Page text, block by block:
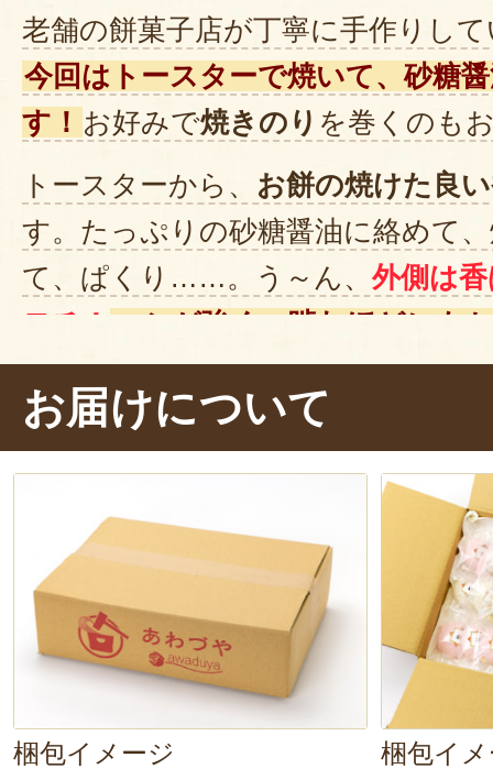
老舗の餅菓子店が丁寧に手作りし
今回はトースターで焼いて、砂糖
す！ お好みで焼きのり を巻くのも
トースターから、 お餅の焼けた良
す。たっぷりの砂糖醤油に絡めて
て、ぱくり……。う～ん、 外側は
モチ！ コシが強く、噛むほどにも
ます。甘じょっぱい砂糖醤油との
した！
※ソフトタイプは加熱すると溶け
のままお召し上がりください（写
のお餅を使用しています）。
お届けについて
梱包イメージ 梱包イ